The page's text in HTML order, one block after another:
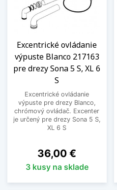
Excentrické ovládanie
výpuste Blanco 217163
pre drezy Sona 5 S, XL 6
S
Excentrické ovládanie
výpuste pre drezy Blanco,
chrómový ovládač. Excenter
je určený pre drezy Sona 5 S,
XL 6 S
Cena
36,00 €
3 kusy na sklade